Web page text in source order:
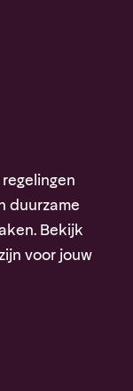
duurzame
Bekijk
voor jouw